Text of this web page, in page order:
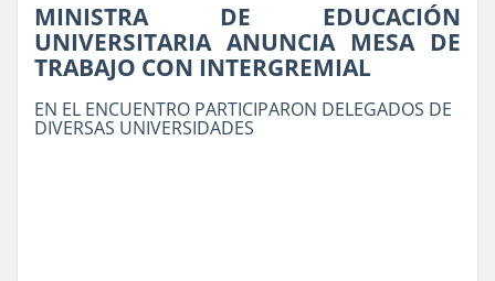
MINISTRA DE EDUCACIÓN
UNIVERSITARIA ANUNCIA MESA DE
TRABAJO CON INTERGREMIAL
EN EL ENCUENTRO PARTICIPARON DELEGADOS DE
DIVERSAS UNIVERSIDADES